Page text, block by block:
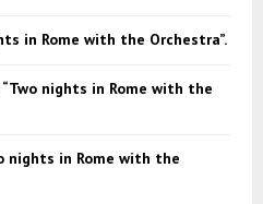
in Rome with the Orchestra”.
“Two nights in Rome with the
nights in Rome with the